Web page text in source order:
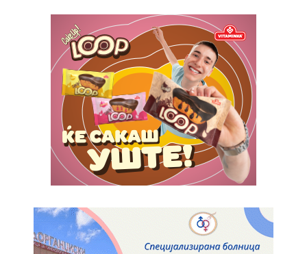
Pro
100 / yearplaceholder text
ИЗБЕРЕТЕ ПЛАН
Etiam est nibh, lobortis sit
Praesent euismod ac